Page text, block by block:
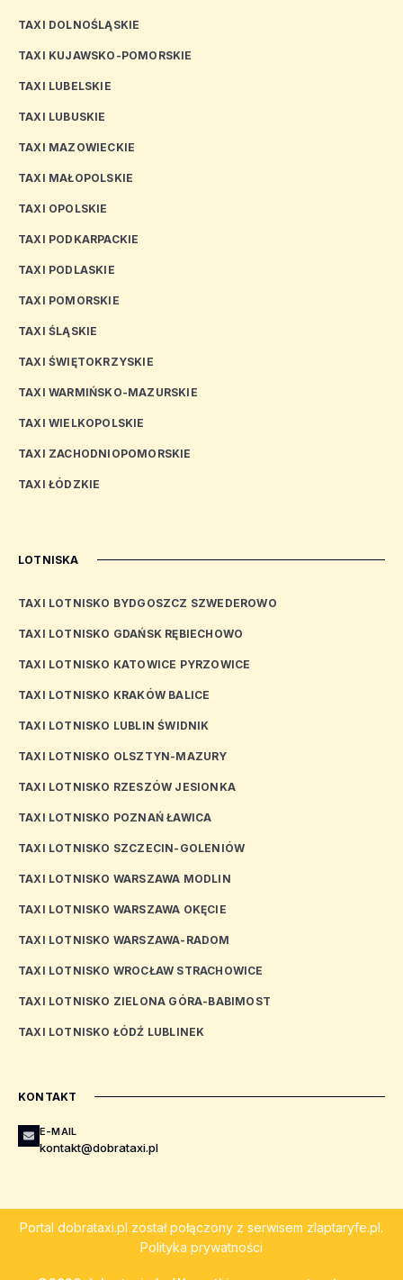
TAXI DOLNOŚLĄSKIE
TAXI KUJAWSKO-POMORSKIE
TAXI LUBELSKIE
TAXI LUBUSKIE
TAXI MAZOWIECKIE
TAXI MAŁOPOLSKIE
TAXI OPOLSKIE
TAXI PODKARPACKIE
TAXI PODLASKIE
TAXI POMORSKIE
TAXI ŚLĄSKIE
TAXI ŚWIĘTOKRZYSKIE
TAXI WARMIŃSKO-MAZURSKIE
TAXI WIELKOPOLSKIE
TAXI ZACHODNIOPOMORSKIE
TAXI ŁÓDZKIE
LOTNISKA
TAXI LOTNISKO BYDGOSZCZ SZWEDEROWO
TAXI LOTNISKO GDAŃSK RĘBIECHOWO
TAXI LOTNISKO KATOWICE PYRZOWICE
TAXI LOTNISKO KRAKÓW BALICE
TAXI LOTNISKO LUBLIN ŚWIDNIK
TAXI LOTNISKO OLSZTYN-MAZURY
TAXI LOTNISKO RZESZÓW JESIONKA
TAXI LOTNISKO POZNAŃ ŁAWICA
TAXI LOTNISKO SZCZECIN-GOLENIÓW
TAXI LOTNISKO WARSZAWA MODLIN
TAXI LOTNISKO WARSZAWA OKĘCIE
TAXI LOTNISKO WARSZAWA-RADOM
TAXI LOTNISKO WROCŁAW STRACHOWICE
TAXI LOTNISKO ZIELONA GÓRA-BABIMOST
TAXI LOTNISKO ŁÓDŹ LUBLINEK
KONTAKT
E-MAIL
kontakt@dobrataxi.pl
Portal dobrataxi.pl został połączony z serwisem zlaptaryfe.pl.
Polityka prywatności